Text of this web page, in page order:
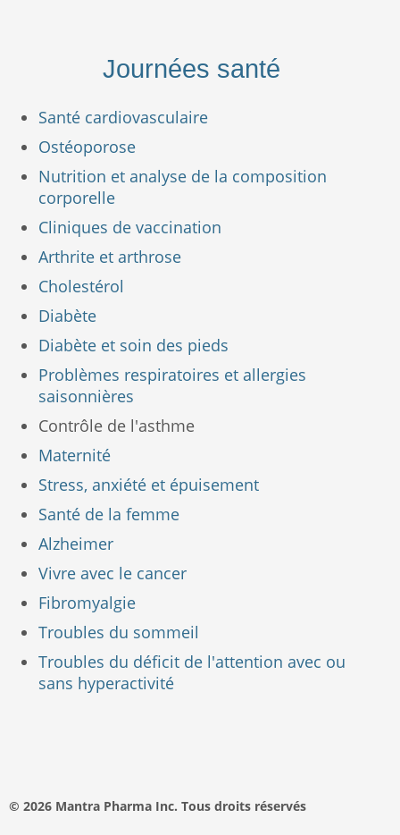
Journées santé
Santé cardiovasculaire
Ostéoporose
Nutrition et analyse de la composition
corporelle
Cliniques de vaccination
Arthrite et arthrose
Cholestérol
Diabète
Diabète et soin des pieds
Problèmes respiratoires et allergies
saisonnières
Contrôle de l'asthme
Maternité
Stress, anxiété et épuisement
Santé de la femme
Alzheimer
Vivre avec le cancer
Fibromyalgie
Troubles du sommeil
Troubles du déficit de l'attention avec ou
sans hyperactivité
© 2026 Mantra Pharma Inc. Tous droits réservés